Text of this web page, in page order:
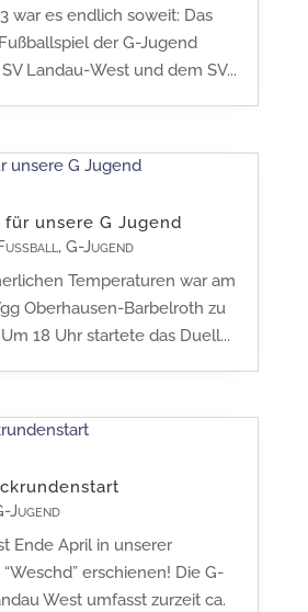
war es endlich soweit: Das
der G-Jugend
Landau-West und dem SV...
unsere G Jugend
, G-Jugend
Temperaturen war am
Oberhausen-Barbelroth zu
18 Uhr startete das Duell...
Jugend
Ende April in unserer
erschienen! Die G-
West umfasst zurzeit ca.